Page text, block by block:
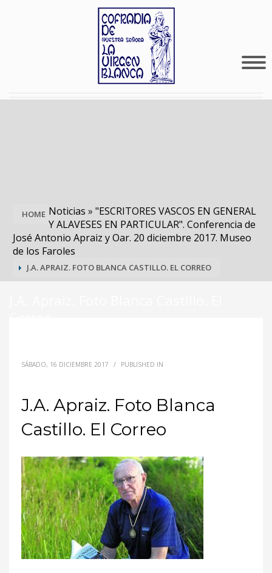
HOME Noticias » "ESCRITORES VASCOS EN GENERAL
Y ALAVESES EN PARTICULAR". Conferencia de
José Antonio Apraiz y Oar. 20 diciembre 2017. Museo
de los Faroles
J.A. APRAIZ. FOTO BLANCA CASTILLO. EL CORREO
SÁBADO, 16 DICIEMBRE 2017 / PUBLISHED IN
J.A. Apraiz. Foto Blanca
Castillo. El Correo